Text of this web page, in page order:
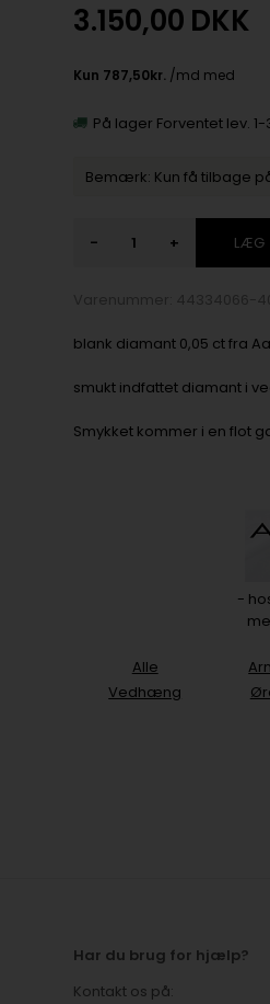
3.150,00 DKK
På lager Forventet lev.
Bemærk: Kun få tilbage
- +
blank diamant 0,05 ct fra
smukt indfattet diamant i
Smykket kommer i en flot
-
Alle
Vedhæng
Har du brug for hjælp?
Kontakt os på: